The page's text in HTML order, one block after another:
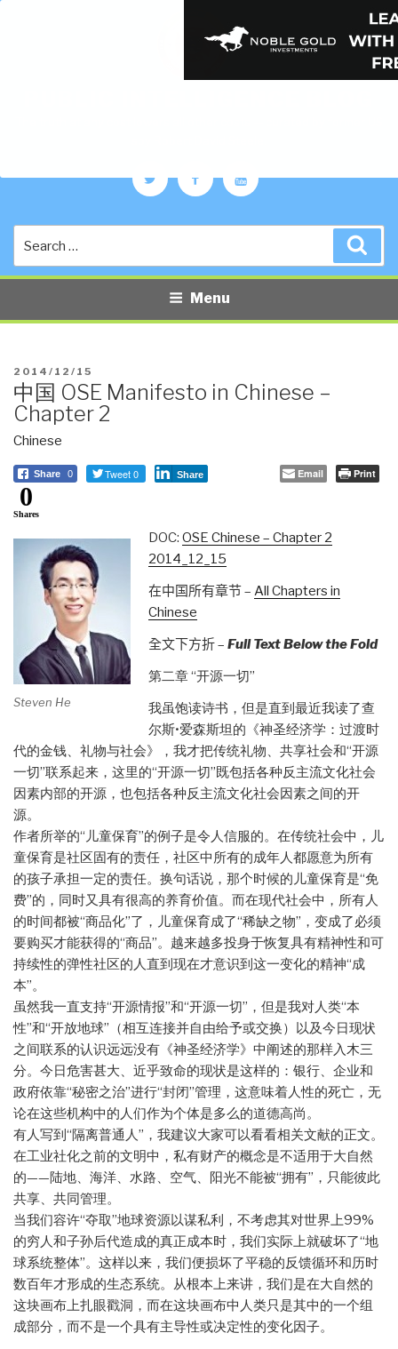
Menu
POSTED
ON
2014/12/15
中国 OSE Manifesto in Chinese –
Chapter 2
Chinese
Share 0 Tweet 0 Share Email Print
0
Shares
Steven He
DOC: OSE Chinese – Chapter 2
2014_12_15
在中国所有章节– All Chapters in
Chinese
全文下方折 – Full Text Below the Fold
第二章 “开源一切”
我虽饱读诗书，但是直到最近我读了查
尔斯•爱森斯坦的《神圣经济学：过渡时
代的金钱、礼物与社会》，我才把传统礼物、共享社会和“开源
一切”联系起来，这里的“开源一切”既包括各种反主流文化社会
因素内部的开源，也包括各种反主流文化社会因素之间的开
源。
作者所举的“儿童保育”的例子是令人信服的。在传统社会中，儿
童保育是社区固有的责任，社区中所有的成年人都愿意为所有
的孩子承担一定的责任。换句话说，那个时候的儿童保育是“免
费”的，同时又具有很高的养育价值。而在现代社会中，所有人
的时间都被“商品化”了，儿童保育成了“稀缺之物”，变成了必须
要购买才能获得的“商品”。越来越多投身于恢复具有精神性和可
持续性的弹性社区的人直到现在才意识到这一变化的精神“成
本”。
虽然我一直支持“开源情报”和“开源一切”，但是我对人类“本
性”和“开放地球”（相互连接并自由给予或交换）以及今日现状
之间联系的认识远远没有《神圣经济学》中阐述的那样入木三
分。今日危害甚大、近乎致命的现状是这样的：银行、企业和
政府依靠“秘密之治”进行“封闭”管理，这意味着人性的死亡，无
论在这些机构中的人们作为个体是多么的道德高尚。
有人写到“隔离普通人”，我建议大家可以看看相关文献的正文。
在工业社化之前的文明中，私有财产的概念是不适用于大自然
的——陆地、海洋、水路、空气、阳光不能被“拥有”，只能彼此
共享、共同管理。
当我们容许“夺取”地球资源以谋私利，不考虑其对世界上99%
的穷人和子孙后代造成的真正成本时，我们实际上就破坏了“地
球系统整体”。这样以来，我们便损坏了平稳的反馈循环和历时
数百年才形成的生态系统。从根本上来讲，我们是在大自然的
这块画布上扎眼戳洞，而在这块画布中人类只是其中的一个组
成部分，而不是一个具有主导性或决定性的变化因子。